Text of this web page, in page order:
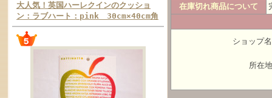
大人気！英国ハーレクインのクッショ
ン：ラブハート：pink 30cm×40cm角
在庫切れ商品について
ショップ
所在